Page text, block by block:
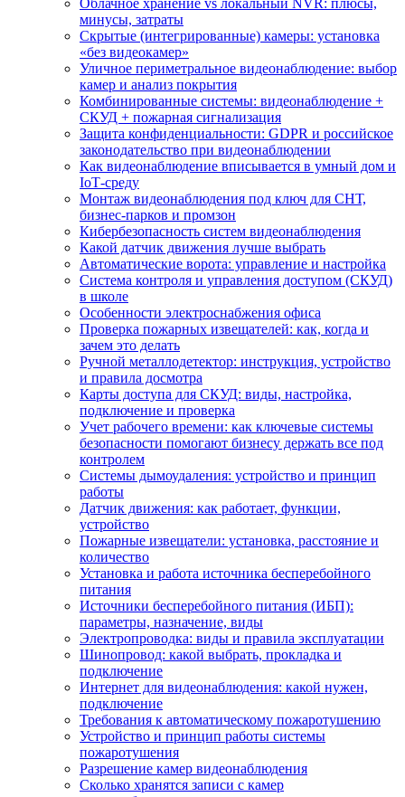
Облачное хранение vs локальный NVR: плюсы,
минусы, затраты
Скрытые (интегрированные) камеры: установка
«без видеокамер»
Уличное периметральное видеонаблюдение: выбор
камер и анализ покрытия
Комбинированные системы: видеонаблюдение +
СКУД + пожарная сигнализация
Защита конфиденциальности: GDPR и российское
законодательство при видеонаблюдении
Как видеонаблюдение вписывается в умный дом и
IoT‑среду
Монтаж видеонаблюдения под ключ для СНТ,
бизнес‑парков и промзон
Кибербезопасность систем видеонаблюдения
Какой датчик движения лучше выбрать
Автоматические ворота: управление и настройка
Система контроля и управления доступом (СКУД)
в школе
Особенности электроснабжения офиса
Проверка пожарных извещателей: как, когда и
зачем это делать
Ручной металлодетектор: инструкция, устройство
и правила досмотра
Карты доступа для СКУД: виды, настройка,
подключение и проверка
Учет рабочего времени: как ключевые системы
безопасности помогают бизнесу держать все под
контролем
Системы дымоудаления: устройство и принцип
работы
Датчик движения: как работает, функции,
устройство
Пожарные извещатели: установка, расстояние и
количество
Установка и работа источника бесперебойного
питания
Источники бесперебойного питания (ИБП):
параметры, назначение, виды
Электропроводка: виды и правила эксплуатации
Шинопровод: какой выбрать, прокладка и
подключение
Интернет для видеонаблюдения: какой нужен,
подключение
Требования к автоматическому пожаротушению
Устройство и принцип работы системы
пожаротушения
Разрешение камер видеонаблюдения
Сколько хранятся записи с камер